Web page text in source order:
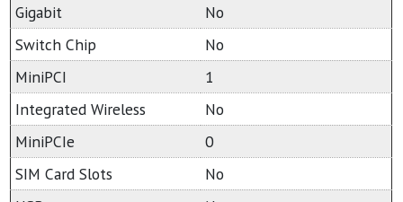
Gigabit
No
Switch Chip
No
MiniPCI
1
Integrated Wireless
No
MiniPCIe
0
SIM Card Slots
No